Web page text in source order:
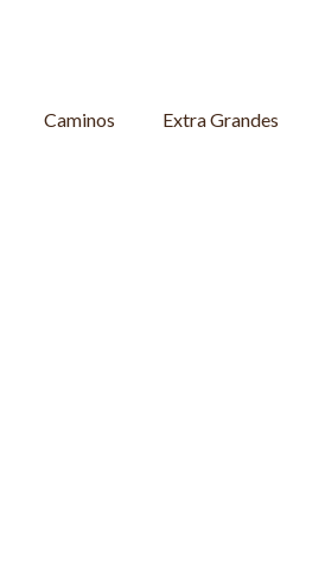
Caminos Extra Grandes